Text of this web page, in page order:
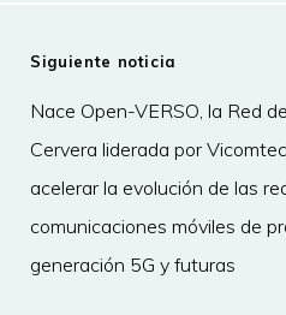
Siguiente noticia
Nace Open-VERSO, la Red
Cervera liderada por
acelerar la evolución de las
comunicaciones móviles de
generación 5G y futuras